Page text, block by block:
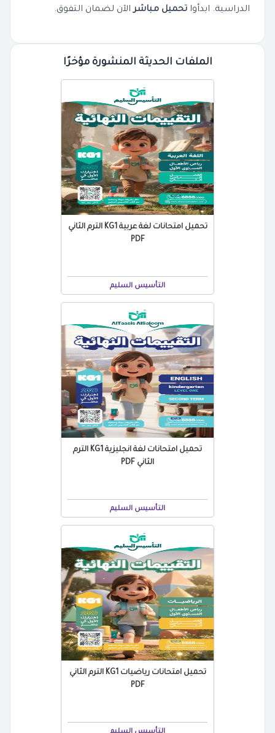
الدراسية. ابدأوا تحميل مباشرالآن لضمان التفوق.
الملفات الحديثة المنشورة مؤخرًا
تحميل امتحانات لغة عربية KG1 الترم الثاني
PDF
التأسيس السليم
تحميل امتحانات لغة انجليزية KG1 الترم
الثاني PDF
التأسيس السليم
تحميل امتحانات رياضيات KG1 الترم الثاني
PDF